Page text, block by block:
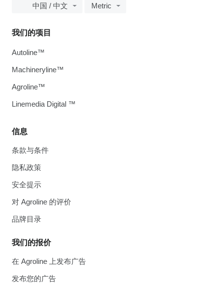
中国 / 中文 Metric
信息
条款与条件
隐私政策
安全提示
对 Agroline 的评价
品牌目录
我们的报价
在 Agroline 上发布广告
发布您的广告
我们的项目
Autoline™
Machineryline™
Agroline™
Linemedia Digital ™